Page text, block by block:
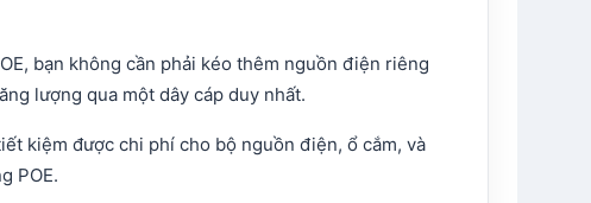
bạn không cần phải kéo thêm nguồn điện riêng
lượng qua một dây cáp duy nhất.
kiệm được chi phí cho bộ nguồn điện, ổ cắm, và
POE.